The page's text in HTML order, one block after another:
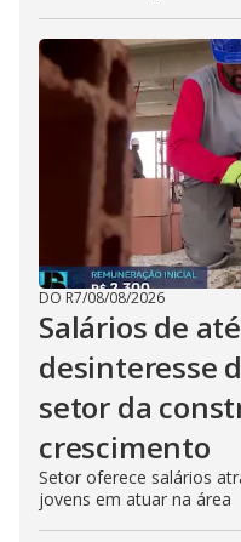
DO R7/08/08/2026
Salários de
desinteresse
setor da
crescimento
Setor oferece salários
jovens em atuar na área